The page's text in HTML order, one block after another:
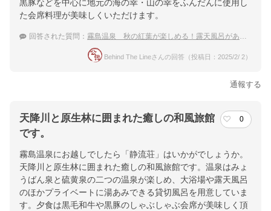
黒豚などを中心に地元の海の幸・山の幸をふんだんに使用し
た会席料理が美味しくいただけます。
回答された質問： 霧島温泉 秋の紅葉が楽しめる！露天風呂がある人気の温泉宿
Behind The Lineさんの回答（投稿日：2025/2/ 2）
通報する
天降川と原生林に囲まれた癒しの和風旅館
です。
0
霧島温泉にお越しでしたら「静流荘」はいかがでしょうか。
天降川と原生林に囲まれた癒しの和風旅館です。温泉はみょ
うばん泉と硫黄泉の二つの温泉が楽しめ、大浴場や露天風呂
のほかプライベートに湯あみできる貸切風呂を用意していま
す。夕食は黒毛和牛や黒豚のしゃぶしゃぶ会席が美味しく頂